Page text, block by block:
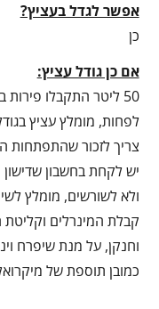
אפשר לגדל בעציץ?
כן
אם כן גודל עציץ:
צריך לזכור שהתפתחות
יש לקחת בחשבון שדישון
ולא לשורשים, מומלץ
קבלת המינרלים וקליטת
וחנקן, על מנת שיפרח
כמובן תוספת של